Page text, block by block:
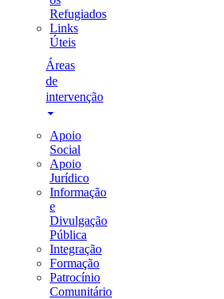
Refugiados
Links
Úteis
Áreas
de
intervenção
Apoio
Social
Apoio
Jurídico
Informação
e
Divulgação
Pública
Integração
Formação
Patrocínio
Comunitário